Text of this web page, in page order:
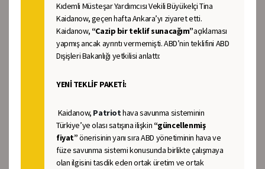
Kıdemli Müsteşar Yardımcısı Vekili Büyükelçi Tina
Kaidanow, geçen hafta Ankara’yı ziyaret etti.
Kaidanow, “Cazip bir teklif sunacağım”açıklaması
yapmış ancak ayrıntı vermemişti. ABD’nin teklifini ABD
Dışişleri Bakanlığı yetkilisi anlattı:
YENİ TEKLİF PAKETİ:
Kaidanow, Patriothava savunma sisteminin
Türkiye’ye olası satışına ilişkin “güncellenmiş
fiyat”önerisinin yanı sıra ABD yönetiminin hava ve
füze savunma sistemi konusunda birlikte çalışmaya
olan ilgisini tasdik eden ortak üretim ve ortak